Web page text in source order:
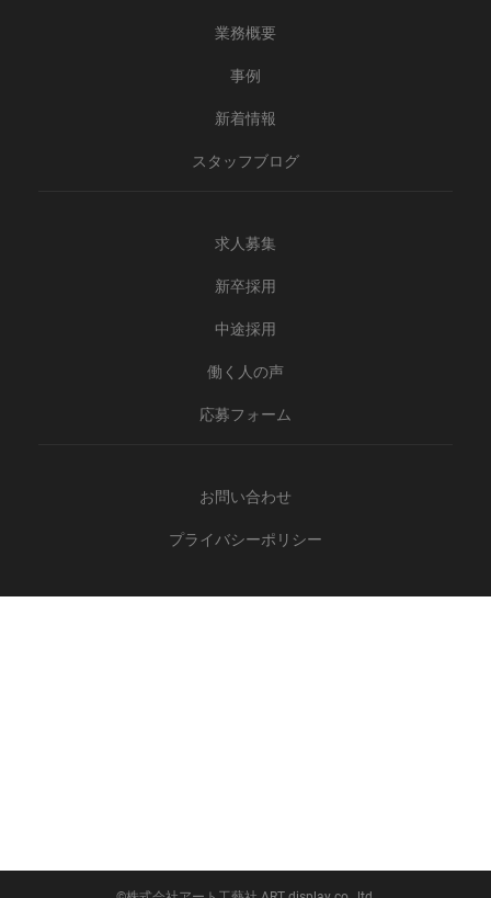
業務概要
事例
新着情報
スタッフブログ
求人募集
新卒採用
中途採用
働く人の声
応募フォーム
お問い合わせ
プライバシーポリシー